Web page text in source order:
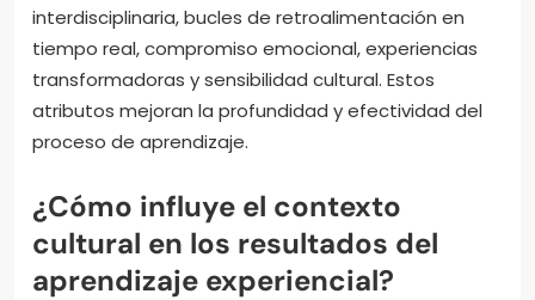
interdisciplinaria, bucles de retroalimentación en
tiempo real, compromiso emocional, experiencias
transformadoras y sensibilidad cultural. Estos
atributos mejoran la profundidad y efectividad del
proceso de aprendizaje.
¿Cómo influye el contexto
cultural en los resultados del
aprendizaje experiencial?